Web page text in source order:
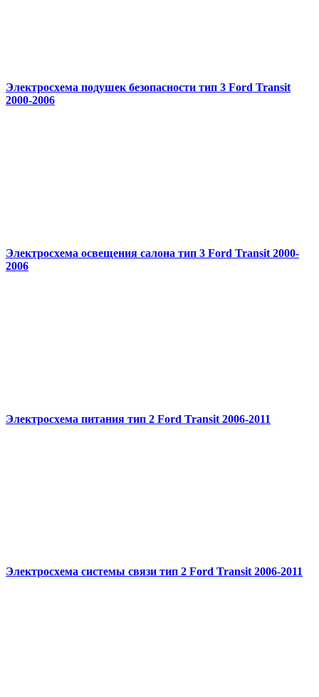
Электросхема подушек безопасности тип 3 Ford Transit
2000-2006
Электросхема освещения салона тип 3 Ford Transit 2000-
2006
Электросхема питания тип 2 Ford Transit 2006-2011
Электросхема системы связи тип 2 Ford Transit 2006-2011